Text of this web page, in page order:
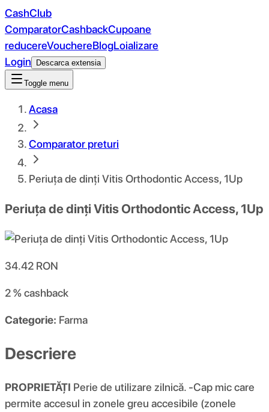
CashClub
ComparatorCashbackCupoane
reducereVouchereBlogLoializare
Login
Descarca extensia
Toggle menu
Acasa
Comparator preturi
Periuța de dinți Vitis Orthodontic Access, 1Up
Periuța de dinți Vitis Orthodontic Access, 1Up
34.42 RON
2 %cashback
Categorie: Farma
Descriere
PROPRIETĂȚI Perie de utilizare zilnică. -Cap mic care
permite accesul in zonele greu accesibile (zonele